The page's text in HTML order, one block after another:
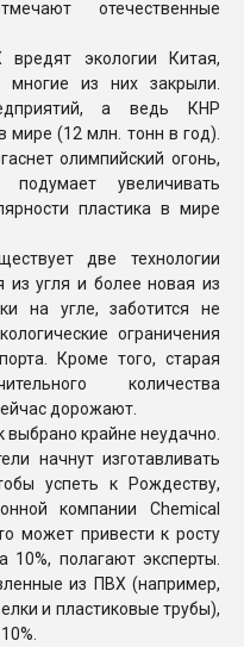
отечественные
экологии Китая,
из них закрыли.
а ведь КНР
мире (12 млн. тонн в год).
олимпийский огонь,
увеличивать
пластика в мире
две технологии
из угля и более новая из
на угле, заботится не
ограничения
Кроме того, старая
количества
дорожают.
крайне неудачно.
начнут изготавливать
успеть к Рождеству,
компании Chemical
может привести к росту
полагают эксперты.
из ПВХ (например,
и пластиковые трубы),